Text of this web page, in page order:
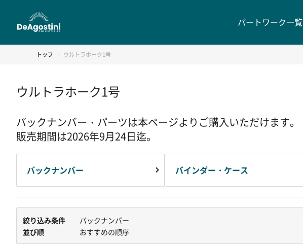
パートワーク一覧
トップ ウルトラホーク1号
ウルトラホーク1号
バックナンバー・パーツは本ページよりご購入いただけます。
販売期間は2026年9月24日迄。
バックナンバー バインダー・ケース
絞り込み条件
バックナンバー
並び順
おすすめの順序